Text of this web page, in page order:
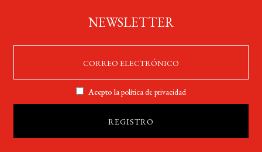
NEWSLETTER
Acepto lapolítica de privacidad